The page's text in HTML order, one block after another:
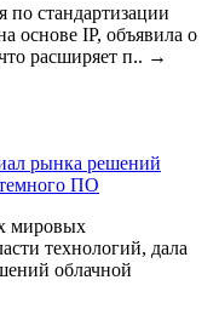
по стандартизации
основе IP, объявила о
расширяет п.. →
рынка решений
ПО
мировых
технологий, дала
облачной